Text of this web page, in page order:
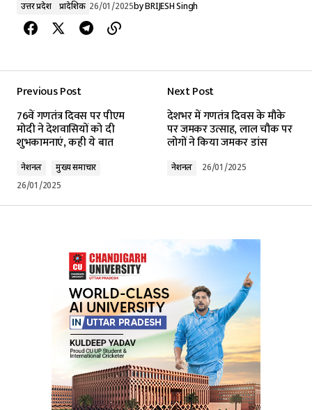
उत्तर प्रदेश प्रादेशिक 26/01/2025byBRIJESH Singh
Previous Post
76वें गणतंत्र दिवस पर पीएम
मोदी ने देशवासियों को दी
शुभकामनाएं, कही ये बात
नेशनल
मुख्य समाचार
26/01/2025
Next Post
देशभर में गणतंत्र दिवस के मौके
पर जमकर उत्साह, लाल चौक पर
लोगों ने किया जमकर डांस
नेशनल 26/01/2025